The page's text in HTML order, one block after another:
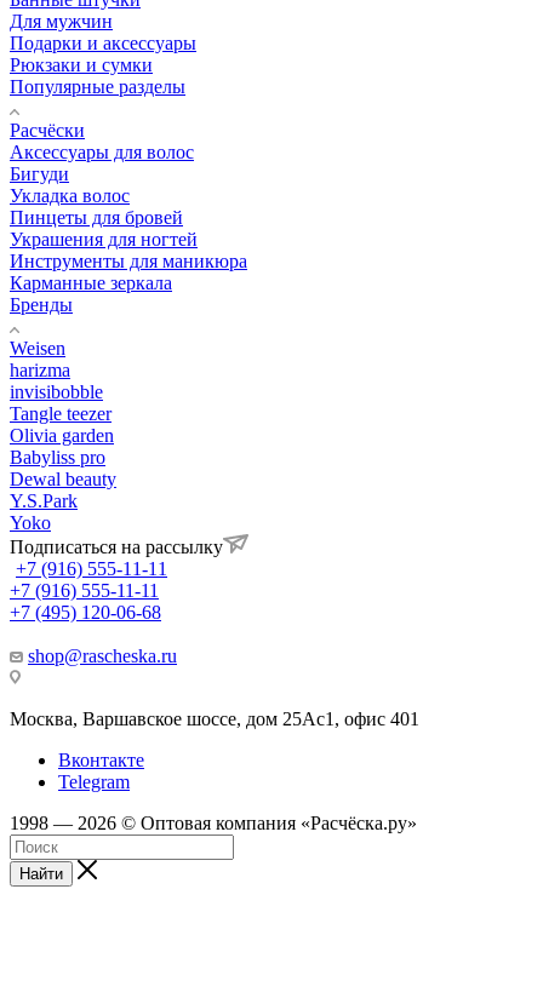
Для мужчин
Подарки и аксессуары
Рюкзаки и сумки
Популярные разделы
Расчёски
Аксессуары для волос
Бигуди
Укладка волос
Пинцеты для бровей
Украшения для ногтей
Инструменты для маникюра
Карманные зеркала
Бренды
Weisen
harizma
invisibobble
Tangle teezer
Olivia garden
Babyliss pro
Dewal beauty
Y.S.Park
Yoko
Подписаться на рассылку
+7 (916) 555-11-11
+7 (916) 555-11-11
+7 (495) 120-06-68
shop@rascheska.ru
Москва, Варшавское шоссе, дом 25Аc1, офис 401
Вконтакте
Telegram
1998 — 2026 © Оптовая компания «Расчёска.ру»
Найти